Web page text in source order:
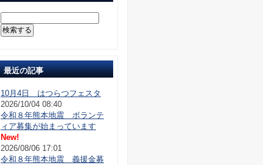
最近の記事
10月4日 はつらつフェスタ
2026/10/04 08:40
令和８年熊本地震 ボランテ
ィア募集が始まっています
New!
2026/08/06 17:01
令和８年熊本地震 義援金募